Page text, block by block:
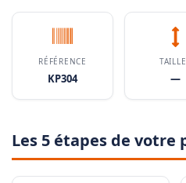
RÉFÉRENCE
KP304 —
Les 5 étapes de votre